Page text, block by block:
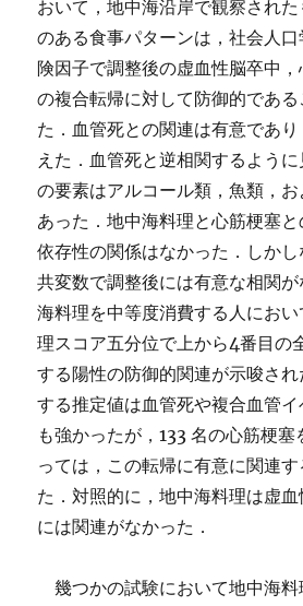
おいて，地中海沿岸で観察され
のある食事パターンは，社会人
険因子で調整後の虚血性脳卒中
の複合転帰に対して防御的であ
た．血管死との関連は有意であ
えた．血管死と逆相関するよう
の要素はアルコール類，魚類，
あった．地中海料理と心筋梗塞
依存性の関係はなかった．しか
共変数で調整後には有意な相関
海料理を中等度消費する人にお
理スコア五分位で上から4番目の
する陽性の防御的関連が示唆さ
する推定値は血管死や複合血管イ
も強かったが，133 名の心筋梗
っては，この転帰に有意に関連
た．対照的に，地中海料理は虚
には関連がなかった．
幾つかの試験において地中海